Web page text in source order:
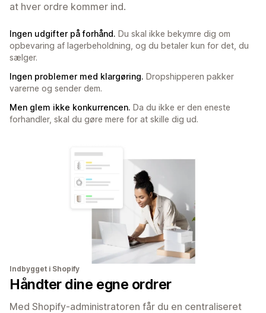
at hver ordre kommer ind.
Ingen udgifter på forhånd. Du skal ikke bekymre dig om
opbevaring af lagerbeholdning, og du betaler kun for det, du
sælger.
Ingen problemer med klargøring. Dropshipperen pakker
varerne og sender dem.
Men glem ikke konkurrencen. Da du ikke er den eneste
forhandler, skal du gøre mere for at skille dig ud.
Indbygget i Shopify
Håndter dine egne ordrer
Med Shopify-administratoren får du en centraliseret